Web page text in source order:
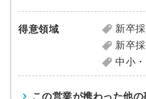
得意領域
新卒
新卒
中小
この営業が携わった他